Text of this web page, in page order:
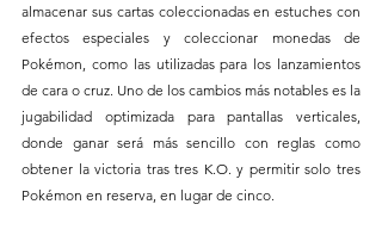
almacenar sus cartas coleccionadas en estuches con
efectos especiales y coleccionar monedas de
Pokémon, como las utilizadas para los lanzamientos
de cara o cruz. Uno de los cambios más notables es la
jugabilidad optimizada para pantallas verticales,
donde ganar será más sencillo con reglas como
obtener la victoria tras tres K.O. y permitir solo tres
Pokémon en reserva, en lugar de cinco.